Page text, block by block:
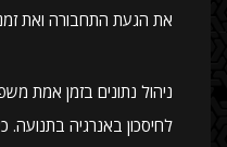
את הגעת התחבורה ואת
ניהול נתונים בזמן אמת
לחיסכון באנרגיה